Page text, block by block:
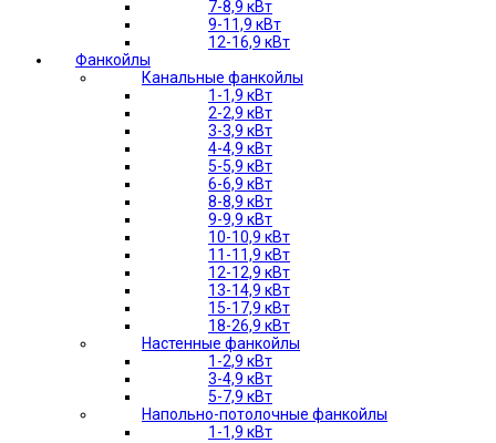
7-8,9 кВт
9-11,9 кВт
12-16,9 кВт
Фанкойлы
Канальные фанкойлы
1-1,9 кВт
2-2,9 кВт
3-3,9 кВт
4-4,9 кВт
5-5,9 кВт
6-6,9 кВт
8-8,9 кВт
9-9,9 кВт
10-10,9 кВт
11-11,9 кВт
12-12,9 кВт
13-14,9 кВт
15-17,9 кВт
18-26,9 кВт
Настенные фанкойлы
1-2,9 кВт
3-4,9 кВт
5-7,9 кВт
Напольно-потолочные фанкойлы
1-1,9 кВт